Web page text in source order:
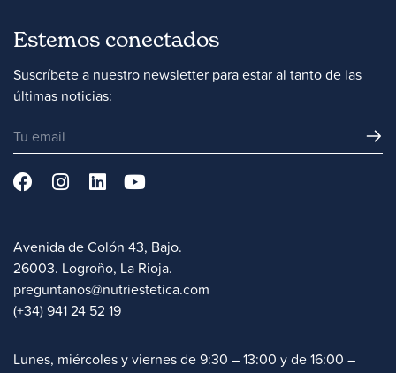
Estemos conectados
Suscríbete a nuestro newsletter para estar al tanto de las
últimas noticias:
Avenida de Colón 43, Bajo.
26003. Logroño, La Rioja.
preguntanos@nutriestetica.com
(+34) 941 24 52 19
Lunes, miércoles y viernes de 9:30 – 13:00 y de 16:00 –